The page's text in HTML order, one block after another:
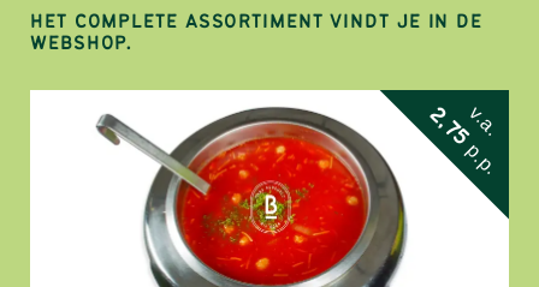
HET COMPLETE ASSORTIMENT VINDT JE IN DE
WEBSHOP.
v.a.
2,75
p.p.